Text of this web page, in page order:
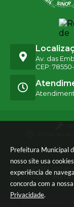
Prefeitura Municipal
nosso site usa
experiência de
concorda com a nossa
Privacidade.
Av. das
CEP:
© Copyright Instar
reservados -